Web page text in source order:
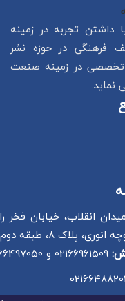
داشتن تجربه در زمینه
فرهنگی در حوزه نشر
در زمینه صنعت
نماید.
انقلاب، خیابان فخر
پلاک 8، طبقه دوم
02166961509 و 02166497050